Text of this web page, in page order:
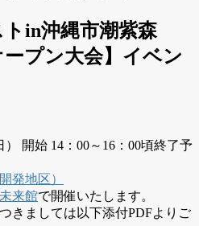
in沖縄市潮紫森
ープン大会】イベン
） 開始 14：00～16：00頃終了予
発地区）
来館で開催いたします。
きましては以下添付PDFよりご